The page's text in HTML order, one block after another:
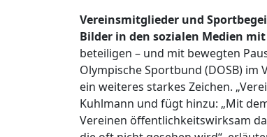
Vereinsmitglieder und
Bilder in den sozialen Medien
beteiligen – und mit bewegten
Olympische Sportbund (DOSB)
ein weiteres starkes Zeichen.
Kuhlmann und fügt hinzu: „Mit
Vereinen öffentlichkeitswirksam